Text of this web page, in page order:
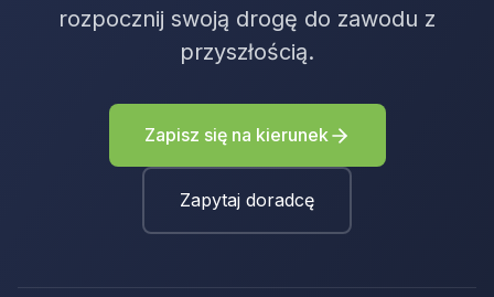
rozpocznij swoją drogę do zawodu z
przyszłością.
Zapisz się na kierunek
Zapytaj doradcę